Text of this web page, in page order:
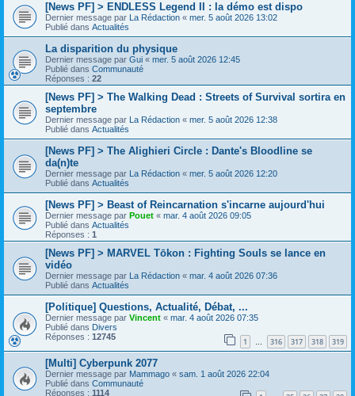
[News PF] > ENDLESS Legend II : la démo est dispo
Dernier message par La Rédaction « mer. 5 août 2026 13:02
Publié dans Actualités
La disparition du physique
Dernier message par Gui « mer. 5 août 2026 12:45
Publié dans Communauté
Réponses : 22
[News PF] > The Walking Dead : Streets of Survival sortira en
septembre
Dernier message par La Rédaction « mer. 5 août 2026 12:38
Publié dans Actualités
[News PF] > The Alighieri Circle : Dante's Bloodline se
da(n)te
Dernier message par La Rédaction « mer. 5 août 2026 12:20
Publié dans Actualités
[News PF] > Beast of Reincarnation s'incarne aujourd'hui
Dernier message par Pouet « mar. 4 août 2026 09:05
Publié dans Actualités
Réponses : 1
[News PF] > MARVEL Tōkon : Fighting Souls se lance en
vidéo
Dernier message par La Rédaction « mar. 4 août 2026 07:36
Publié dans Actualités
[Politique] Questions, Actualité, Débat, ...
Dernier message par Vincent « mar. 4 août 2026 07:35
Publié dans Divers
Réponses : 12745 1 … 316 317 318 319
[Multi] Cyberpunk 2077
Dernier message par Mammago « sam. 1 août 2026 22:04
Publié dans Communauté
Réponses : 1114